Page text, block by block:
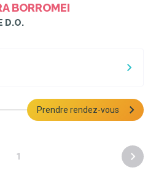
BORROMEI
D.O.
Prendre rendez-vous
1